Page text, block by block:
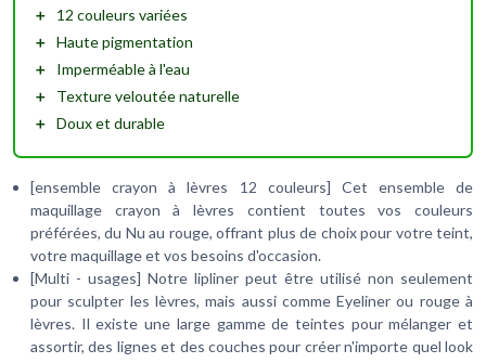
＋
12 couleurs variées
＋ Haute pigmentation
＋
Imperméable à l'eau
＋
Texture veloutée naturelle
＋ Doux et durable
[ensemble crayon à lèvres 12 couleurs] Cet ensemble de
maquillage crayon à lèvres contient toutes vos couleurs
préférées, du Nu au rouge, offrant plus de choix pour votre teint,
votre maquillage et vos besoins d'occasion.
[Multi - usages] Notre lipliner peut être utilisé non seulement
pour sculpter les lèvres, mais aussi comme Eyeliner ou rouge à
lèvres. Il existe une large gamme de teintes pour mélanger et
assortir, des lignes et des couches pour créer n'importe quel look